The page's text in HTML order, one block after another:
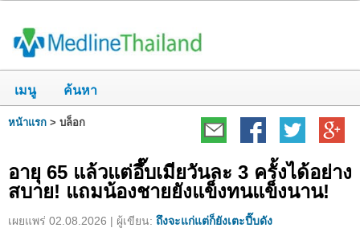
เมนู ค้นหา
หน้าแรก > บล็อก
อายุ 65 แล้วแต่อึ๊บเมียวันละ 3 ครั้งได้อย่าง
สบาย! แถมน้องชายยังแข็งทนแข็งนาน!
เผยแพร่ 02.08.2026 | ผู้เขียน: ถึงจะแก่แต่ก็ยังเตะปี๊บดัง